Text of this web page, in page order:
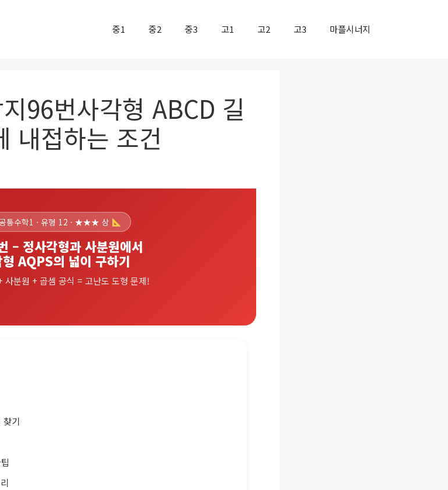
중1 중2 중3 고1 고2 고3 마플시너지
96번사각형 ABCD 길
내접하는 조건
통수학1 · 유형 12 · ★★★ 상
– 정사각형과 사분원에서
AQPS의 넓이 구하기
사분원 + 곱셈 공식 = 고난도 도형 문제!
찾기